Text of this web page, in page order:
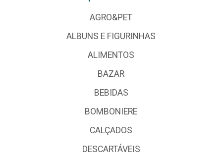
AGRO&PET
ALBUNS E FIGURINHAS
ALIMENTOS
BAZAR
BEBIDAS
BOMBONIERE
CALÇADOS
DESCARTÁVEIS